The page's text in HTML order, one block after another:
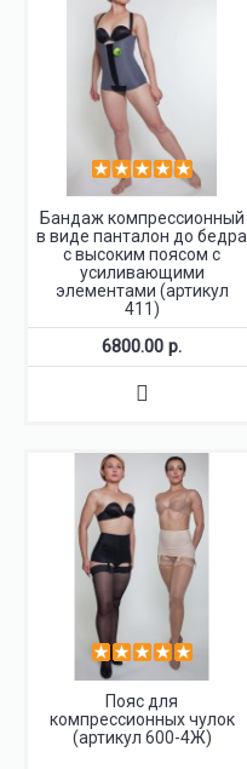
Бандаж компрессионный
в виде панталон до бедра
с высоким поясом с
усиливающими
элементами (артикул
411)
6800.00 р.
Пояс для
компрессионных чулок
(артикул 600-4Ж)